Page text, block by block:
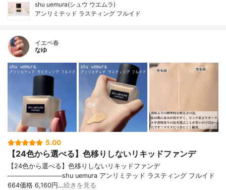
shu uemura(シュウ ウエムラ)
アンリミテッド ラスティング フルイド
イエベ春
なゆ
5.00
【24色から選べる】色移りしないリキッドファンデ
【24色から選べる】色移りしないリキッドファンデ
────────────shu uemura アンリミテッド ラスティング フルイド
664価格 6,160円…続きを見る